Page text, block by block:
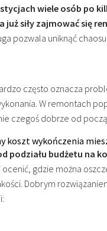
wiele osób po
już siły zajmować się
pozwala uniknąć
często oznacza
W remontach
czegoś dobrze od
koszt wykończenia
podziału budżetu na
ocenić, gdzie można
Dobrym